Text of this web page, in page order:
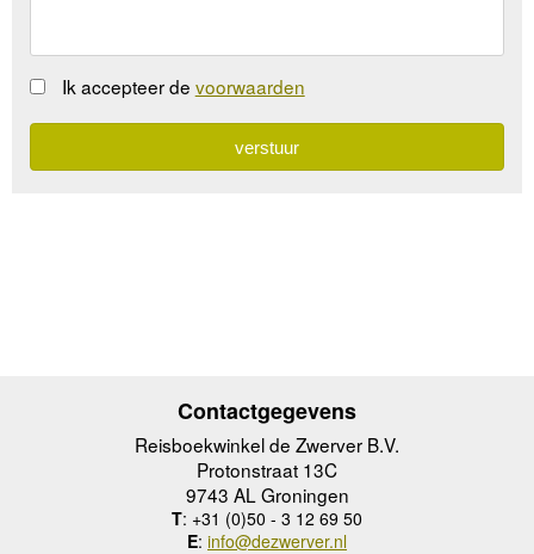
Ik accepteer de voorwaarden
Contactgegevens
Reisboekwinkel de Zwerver B.V.
Protonstraat 13C
9743 AL Groningen
T: +31 (0)50 - 3 12 69 50
E: info@dezwerver.nl